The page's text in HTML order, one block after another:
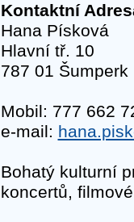
Kontaktní
Hana Písková
Hlavní tř. 10
787 01 Šumperk
Mobil: 777 662
e-mail:
Bohatý kulturní
koncertů,